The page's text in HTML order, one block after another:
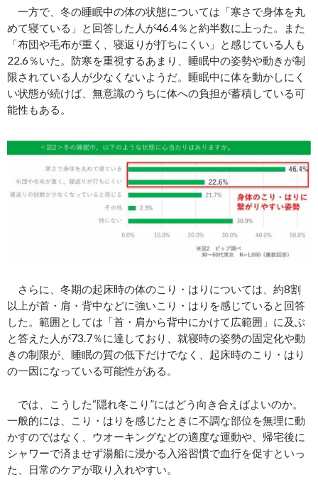
一方で、冬の睡眠中の体の状態については「寒さで身体を丸
めて寝ている」と回答した人が46.4％と約半数に上った。また
「布団や毛布が重く、寝返りが打ちにくい」と感じている人も
22.6％いた。防寒を重視するあまり、睡眠中の姿勢や動きが制
限されている人が少なくないようだ。睡眠中に体を動かしにく
い状態が続けば、無意識のうちに体への負担が蓄積している可
能性もある。
さらに、冬期の起床時の体のこり・はりについては、約8割
以上が首・肩・背中などに強いこり・はりを感じていると回答
した。範囲としては「首・肩から背中にかけて広範囲」に及ぶ
と答えた人が73.7％に達しており、就寝時の姿勢の固定化や動
きの制限が、睡眠の質の低下だけでなく、起床時のこり・はり
の一因になっている可能性がある。
では、こうした“隠れ冬こり”にはどう向き合えばよいのか。
一般的には、こり・はりを感じたときに不調な部位を無理に動
かすのではなく、ウオーキングなどの適度な運動や、帰宅後に
シャワーで済ませず湯船に浸かる入浴習慣で血行を促すといっ
た、日常のケアが取り入れやすい。